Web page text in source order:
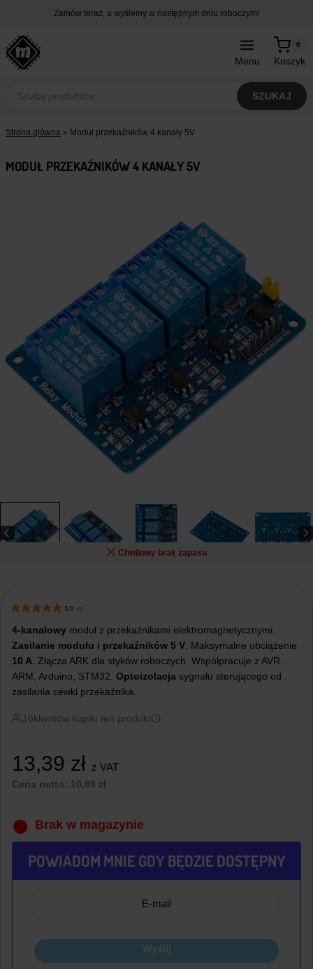
treści
Zamów teraz, a wyślemy w następnym dniu roboczym!
Menu Koszyk
0
produktów
SZUKAJ
Strona główna » Moduł przekaźników 4 kanały 5V
MODUŁ PRZEKAŹNIKÓW 4 KANAŁY 5V
Chwilowy brak zapasu
5.0 (1)
4-kanałowy moduł z przekaźnikami elektromagnetycznymi.
Zasilanie modułu i przekaźników 5 V . Maksymalne obciążenie
10 A . Złącza ARK dla styków roboczych. Współpracuje z AVR,
ARM, Arduino, STM32. Optoizolacja sygnału sterującego od
zasilania cewki przekaźnika.
16klientów kupiło ten produkt
13,39 zł z VAT
Cena netto: 10,89 zł
Brak w magazynie
POWIADOM MNIE GDY BĘDZIE DOSTĘPNY
Wyślij